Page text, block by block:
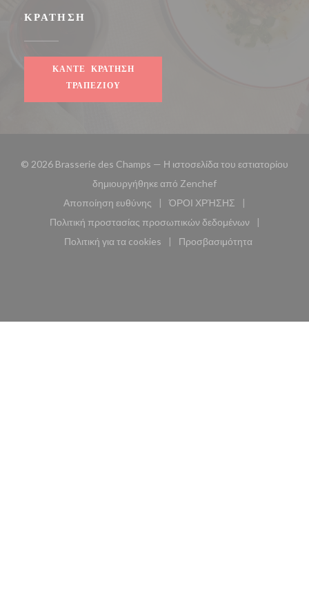
ΚΡΆΤΗΣΗ
ΚΆΝΤΕ ΚΡΆΤΗΣΗ
ΤΡΑΠΕΖΙΟΎ
© 2026 Brasserie des Champs — Η ιστοσελίδα του εστιατορίου
δημιουργήθηκε από Zenchef((ανοίγει σε νέο
Αποποίηση ευθύνης
((ανοίγει σε νέο παράθυρο))
ΌΡΟΙ ΧΡΉΣΗΣ
((ανοίγει σε νέο
Πολιτική προστασίας προσωπικών δεδομένων
((ανοίγει σε νέο παράθυρο))
Πολιτική για τα cookies
((ανοίγει σε νέο παράθυρο))
Προσβασιμότητα
((ανοίγει σε νέο